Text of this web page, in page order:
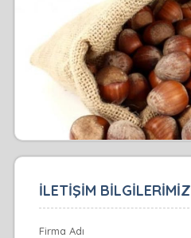
İLETİŞİM BİLGİLERİMİZ
Firma Adı